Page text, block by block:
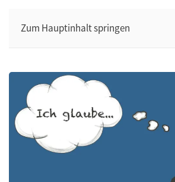
Zum Hauptinhalt springen